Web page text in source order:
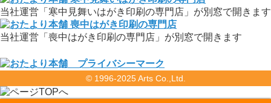
当社運営「寒中見舞いはがき印刷の専門店」が別窓で開きます
当社運営「喪中はがき印刷の専門店」が別窓で開きます
© 1996-2025 Arts Co.,Ltd.